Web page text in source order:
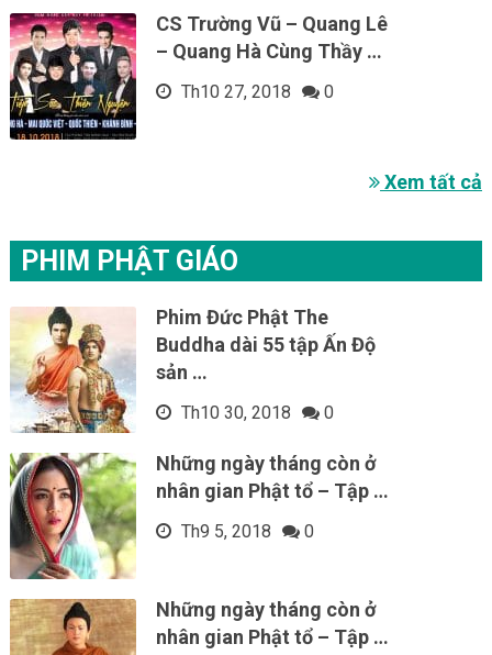
CS Trường Vũ – Quang Lê
– Quang Hà Cùng Thầy …
Th10 27, 2018 0
Xem tất cả
PHIM PHẬT GIÁO
Phim Đức Phật The
Buddha dài 55 tập Ấn Độ
sản …
Th10 30, 2018 0
Những ngày tháng còn ở
nhân gian Phật tổ – Tập …
Th9 5, 2018 0
Những ngày tháng còn ở
nhân gian Phật tổ – Tập …